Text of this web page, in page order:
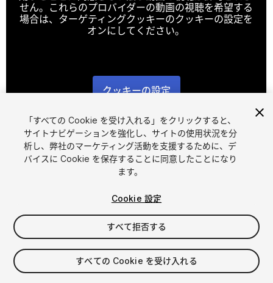
せん。これらのプロバイダーの動画の視聴を希望する
場合は、ターゲティングクッキーのクッキーの設定を
オンにしてください。
クッキーの設定
FREE
38viewsin the past week
「すべての Cookie を受け入れる」をクリックすると、
サイトナビゲーションを強化し、サイトの使用状況を分
析し、弊社のマーケティング活動を支援するために、デ
バイスに Cookie を保存することに同意したことになり
ます。
Cookie 設定
すべて拒否する
すべての Cookie を受け入れる